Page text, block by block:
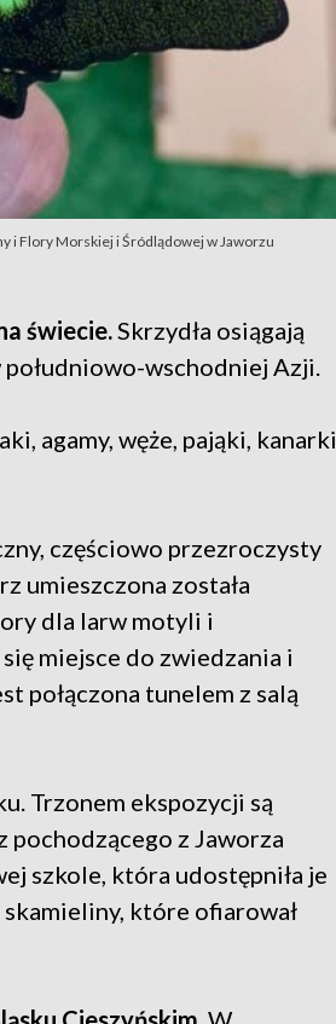
i Flory Morskiej i Śródlądowej w Jaworzu
świecie.Skrzydła osiągają
wschodniej Azji.
agamy, węże, pająki, kanarki
częściowo przezroczysty
umieszczona została
dla larw motyli i
miejsce do zwiedzania i
połączona tunelem z salą
Trzonem ekspozycji są
z Jaworza
szkole, która udostępniła je
które ofiarował